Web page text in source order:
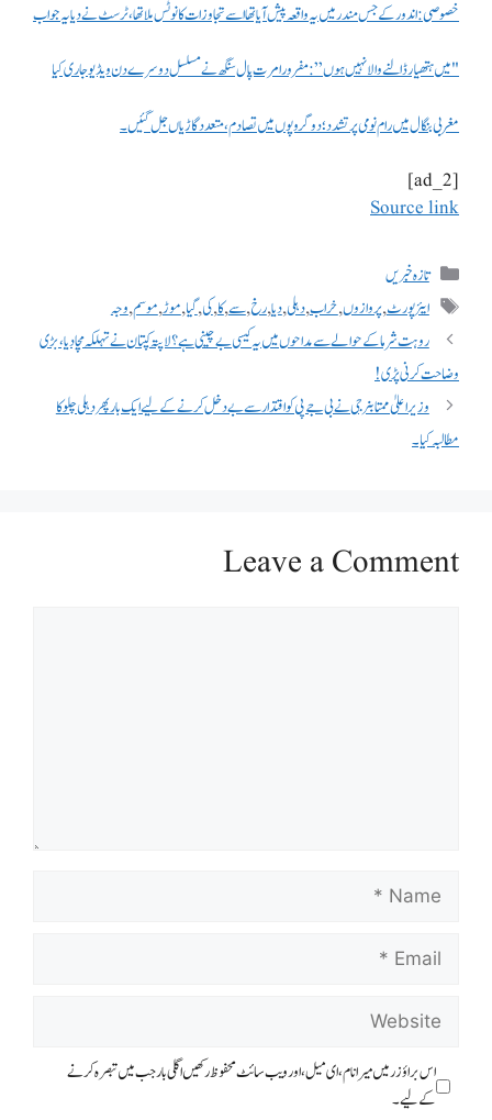
خصوصی: اندور کے جس مندر میں یہ واقعہ پیش آیا تھا اسے تجاوزات کا نوٹس ملا تھا، ٹرسٹ نے دیا یہ جواب
"میں ہتھیار ڈالنے والا نہیں ہوں”: مفرور امرت پال سنگھ نے مسلسل دوسرے دن ویڈیو جاری کیا
مغربی بنگال میں رام نومی پر تشدد؛ دو گروپوں میں تصادم، متعدد گاڑیاں جل گئیں۔
[ad_2]
Source link
تازہ خبریں
ایئرپورٹ,پروازوں,خراب,دہلی,دیا,رخ,سے,کا,کی,گیا,موڑ,موسم,وجہ
روہت شرما کے حوالے سے مداحوں میں یہ کیسی بے چینی ہے؟ لاپتہ کپتان نے تہلکہ مچا دیا، بڑی
وضاحت کرنی پڑی!
وزیر اعلیٰ ممتا بنرجی نے بی جے پی کو اقتدار سے بے دخل کرنے کے لیے ایک بار پھر دہلی چلو کا
مطالبہ کیا۔
Leave a Comment
اس براؤزر میں میرا نام، ای میل، اور ویب سائٹ محفوظ رکھیں اگلی بار جب میں تبصرہ کرنے
کےلیے۔